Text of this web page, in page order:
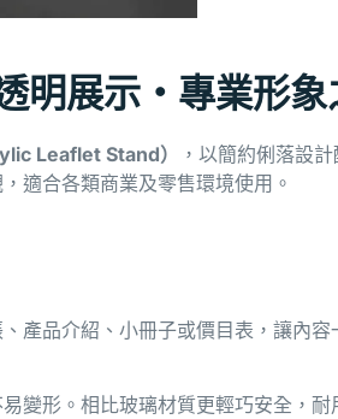
明展示・專業形
Leaflet Stand）
，以簡約俐落設
適合各類商業及零售環境使用。
產品介紹、小冊子或價目表，讓內容
變形。相比玻璃材質更輕巧安全，耐